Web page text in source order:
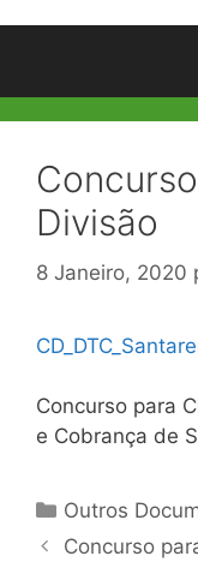
Divisão
8 Janeiro, 2020
Concurso para
e Cobrança de
Categorias
Outros
Navegação
Concurso